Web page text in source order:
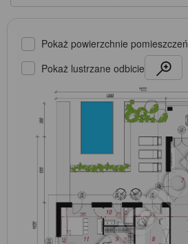
Pokaż powierzchnie pomieszczeń
Pokaż lustrzane odbicie